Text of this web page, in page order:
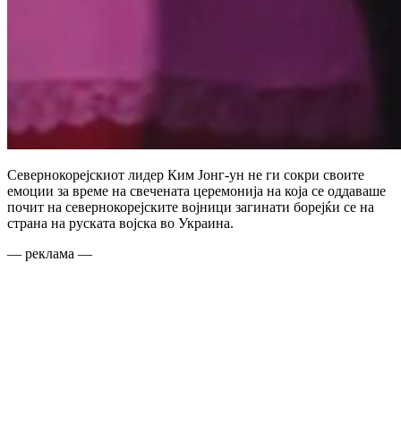
Севернокорејскиот лидер Ким Јонг-ун не ги сокри своите
емоции за време на свечената церемонија на која се оддаваше
почит на севернокорејските војници загинати борејќи се на
страна на руската војска во Украина.
— реклама —